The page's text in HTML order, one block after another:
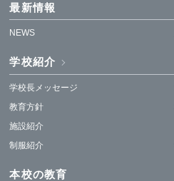
最新情報
NEWS
学校紹介
学校長メッセージ
教育方針
施設紹介
制服紹介
本校の教育